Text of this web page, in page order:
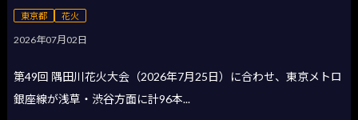
東京都 花火
2026年07月02日
第49回 隅田川花火大会（2026年7月25日）に合わせ、東京メトロ
銀座線が浅草・渋谷方面に計96本...